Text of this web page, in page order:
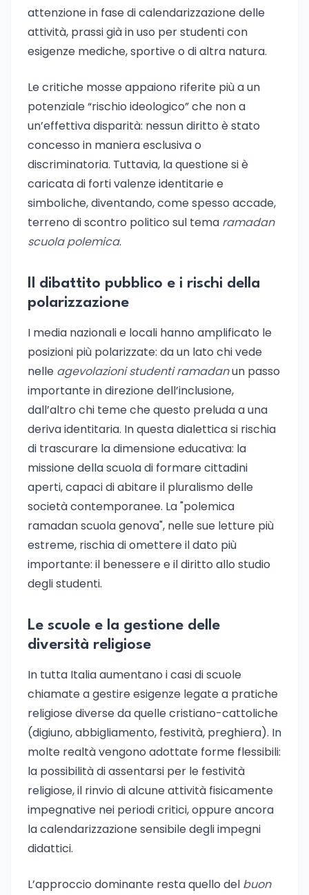
attenzione in fase di calendarizzazione delle
attività, prassi già in uso per studenti con
esigenze mediche, sportive o di altra natura.
Le critiche mosse appaiono riferite più a un
potenziale “rischio ideologico” che non a
un’effettiva disparità: nessun diritto è stato
concesso in maniera esclusiva o
discriminatoria. Tuttavia, la questione si è
caricata di forti valenze identitarie e
simboliche, diventando, come spesso accade,
terreno di scontro politico sul tema ramadan
scuola polemica.
Il dibattito pubblico e i rischi della
polarizzazione
I media nazionali e locali hanno amplificato le
posizioni più polarizzate: da un lato chi vede
nelle agevolazioni studenti ramadanun passo
importante in direzione dell’inclusione,
dall’altro chi teme che questo preluda a una
deriva identitaria. In questa dialettica si rischia
di trascurare la dimensione educativa: la
missione della scuola di formare cittadini
aperti, capaci di abitare il pluralismo delle
società contemporanee. La "polemica
ramadan scuola genova", nelle sue letture più
estreme, rischia di omettere il dato più
importante: il benessere e il diritto allo studio
degli studenti.
Le scuole e la gestione delle
diversità religiose
In tutta Italia aumentano i casi di scuole
chiamate a gestire esigenze legate a pratiche
religiose diverse da quelle cristiano-cattoliche
(digiuno, abbigliamento, festività, preghiera). In
molte realtà vengono adottate forme flessibili:
la possibilità di assentarsi per le festività
religiose, il rinvio di alcune attività fisicamente
impegnative nei periodi critici, oppure ancora
la calendarizzazione sensibile degli impegni
didattici.
L’approccio dominante resta quello del buon